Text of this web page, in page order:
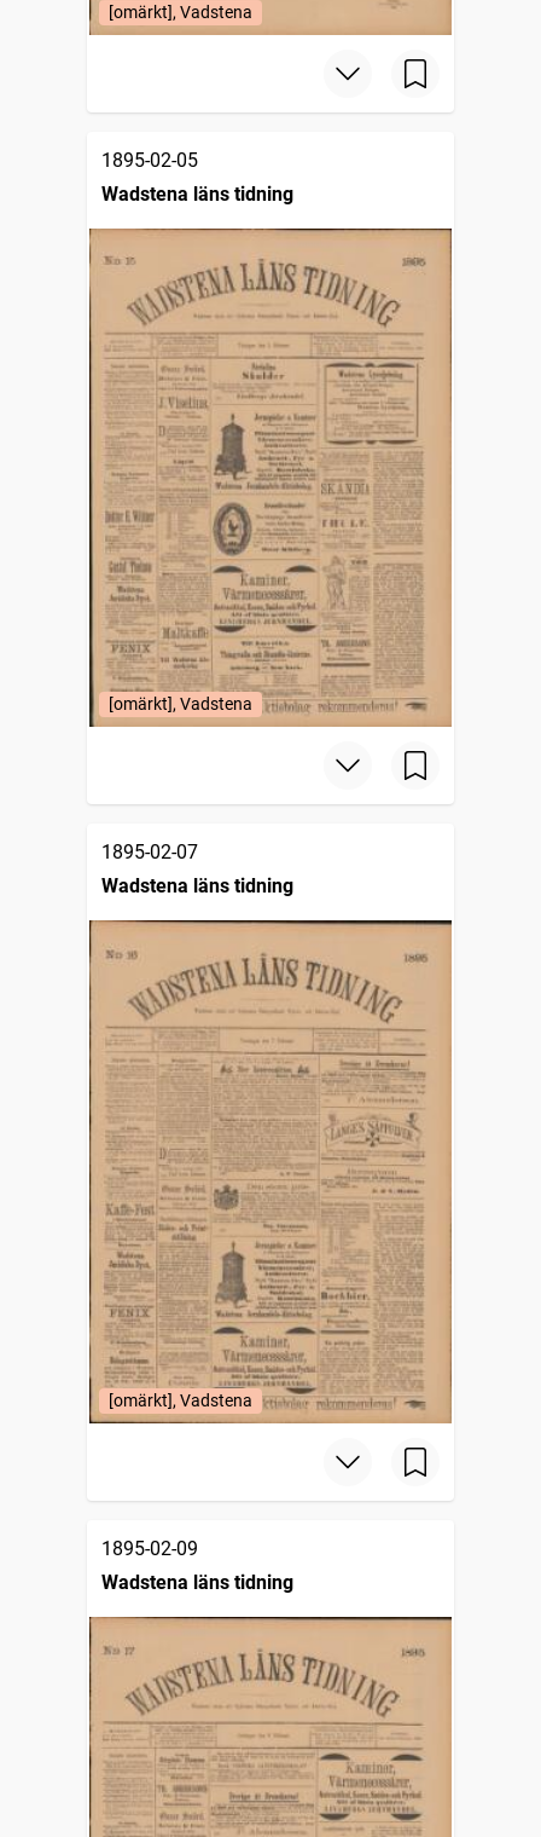
[omärkt], Vadstena
1895-02-05
Wadstena läns tidning
[omärkt], Vadstena
1895-02-07
Wadstena läns tidning
[omärkt], Vadstena
1895-02-09
Wadstena läns tidning